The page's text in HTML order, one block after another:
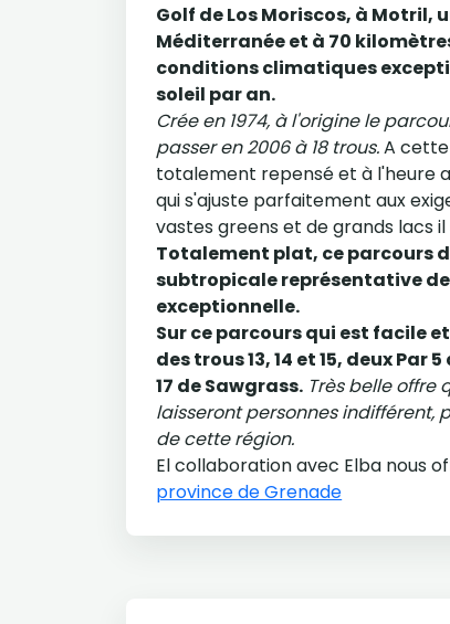
Golf de Los Moriscos, à Motril,
Méditerranée et à 70
conditions climatiques
soleil par an.
Crée en 1974, à l'origine le
passer en 2006 à 18 trous.A
totalement repensé et à l'heure
qui s'ajuste parfaitement aux
vastes greens et de grands lacs
Totalement plat, ce parcours
subtropicale représentative
exceptionnelle.
Sur ce parcours qui est facile
des trous 13, 14 et 15, deux
17 de Sawgrass. Très belle offre
laisseront personnes indifférent,
de cette région.
El collaboration avec Elba nous
province de Grenade